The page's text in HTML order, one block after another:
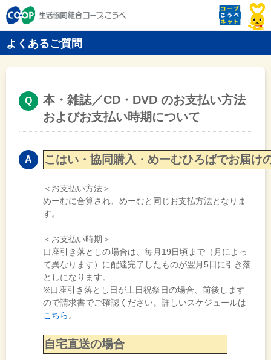
よくあるご質問
本・雑誌／CD・DVD のお支払い方法
およびお支払い時期について
こはい・協同購入・めーむひろばでお届け
＜お支払い方法＞
めーむに合算され、めーむと同じお支払方法となりま
す。
＜お支払い時期＞
口座引き落としの場合は、毎月19日頃まで（月によっ
て異なります）に配達完了したものが翌月5日に引き落
としになります。
※口座引き落とし日が土日祝祭日の場合、前後します
ので請求書でご確認ください。詳しいスケジュールは
こちら 。
自宅直送の場合